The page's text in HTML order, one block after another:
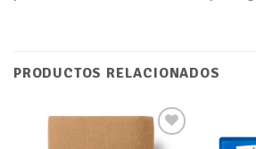
PRODUCTOS RELACIONADOS